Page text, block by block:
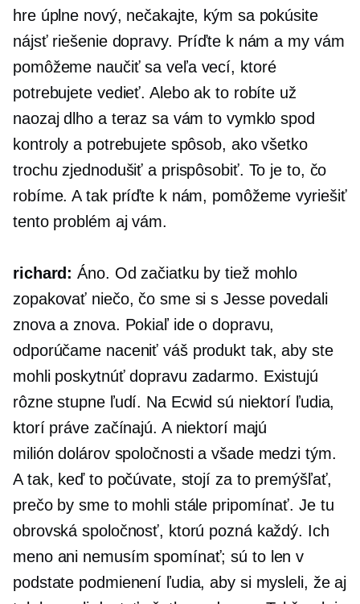
hre úplne nový, nečakajte, kým sa pokúsite
nájsť riešenie dopravy. Príďte k nám a my vám
pomôžeme naučiť sa veľa vecí, ktoré
potrebujete vedieť. Alebo ak to robíte už
naozaj dlho a teraz sa vám to vymklo spod
kontroly a potrebujete spôsob, ako všetko
trochu zjednodušiť a prispôsobiť. To je to, čo
robíme. A tak príďte k nám, pomôžeme vyriešiť
tento problém aj vám.
richard: Áno. Od začiatku by tiež mohlo
zopakovať niečo, čo sme si s Jesse povedali
znova a znova. Pokiaľ ide o dopravu,
odporúčame naceniť váš produkt tak, aby ste
mohli poskytnúť dopravu zadarmo. Existujú
rôzne stupne ľudí. Na Ecwid sú niektorí ľudia,
ktorí práve začínajú. A niektorí majú
milión dolárovspoločnosti a všade medzi tým.
A tak, keď to počúvate, stojí za to premýšľať,
prečo by sme to mohli stále pripomínať. Je tu
obrovská spoločnosť, ktorú pozná každý. Ich
meno ani nemusím spomínať; sú to len v
podstate podmienení ľudia, aby si mysleli, že aj